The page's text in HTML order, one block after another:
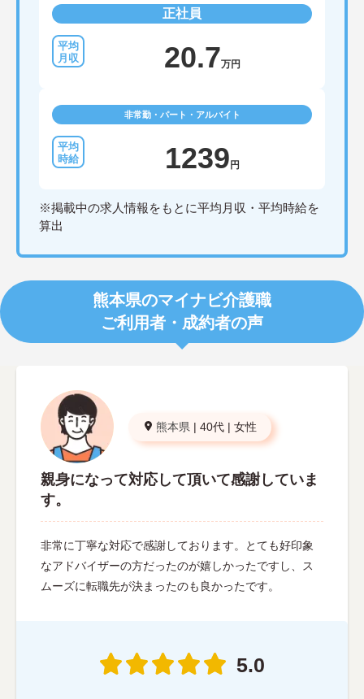
正社員
20.7万円
非常勤・パート・アルバイト
1239 円
※掲載中の求人情報をもとに平均月収・平均時給を
算出
熊本県のマイナビ介護職
ご利用者・成約者の声
熊本県 | 40代 | 女性
親身になって対応して頂いて感謝していま
す。
非常に丁寧な対応で感謝しております。とても好印象
なアドバイザーの方だったのが嬉しかったですし、ス
ムーズに転職先が決まったのも良かったです。
5.0